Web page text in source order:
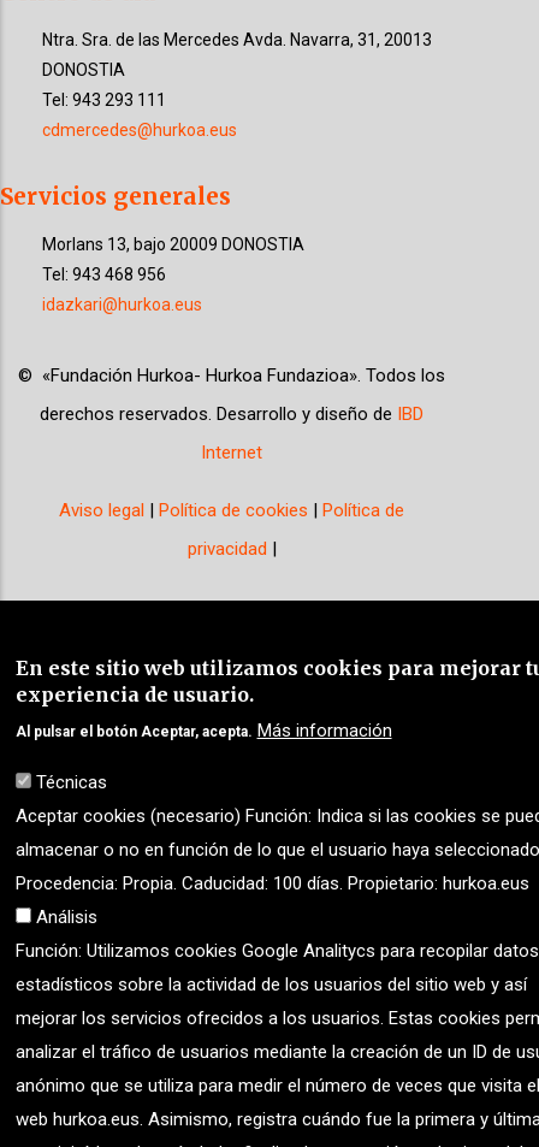
Ntra. Sra. de las Mercedes Avda. Navarra, 31, 20013
DONOSTIA
Tel: 943 293 111
cdmercedes@hurkoa.eus
Servicios generales
Morlans 13, bajo 20009 DONOSTIA
Tel: 943 468 956
idazkari@hurkoa.eus
© «Fundación Hurkoa- Hurkoa Fundazioa» . Todos los
derechos reservados. Desarrollo y diseño de IBD
Internet
Aviso legal |Política de cookies |Política de
privacidad |
En este sitio web utilizamos cookies para mejorar
experiencia de usuario.
Al pulsar el botón Aceptar, acepta. Más información
Técnicas
Aceptar cookies (necesario) Función: Indica si las cookies se
almacenar o no en función de lo que el usuario haya
Procedencia: Propia. Caducidad: 100 días. Propietario: hurkoa.eus
Análisis
Función: Utilizamos cookies Google Analitycs para recopilar datos
estadísticos sobre la actividad de los usuarios del sitio web y así
mejorar los servicios ofrecidos a los usuarios. Estas cookies
analizar el tráfico de usuarios mediante la creación de un ID de
anónimo que se utiliza para medir el número de veces que visita
web hurkoa.eus. Asimismo, registra cuándo fue la primera y